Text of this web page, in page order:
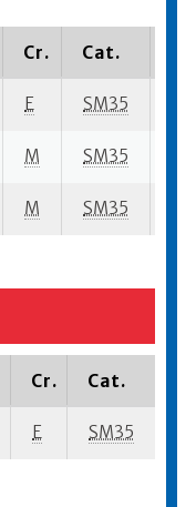
Cr. Cat.
E SM35
M SM35
M SM35
Cr. Cat.
E SM35